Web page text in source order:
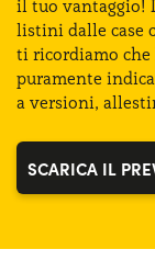
Quadro
Sensori di
Sistema di
il tuo vantaggio!
listini dalle case
ti ricordiamo che
puramente
a versioni,
SCARICA IL